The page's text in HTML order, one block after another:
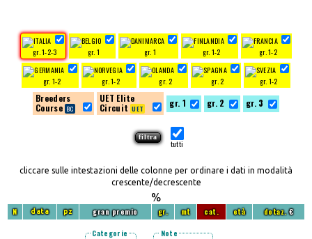
gr. 1-2-3 gr. 1 gr. 1 gr. 1-2 gr. 1-2
gr. 1-2 gr. 1-2 gr. 2 gr. 2 gr. 1-2
Breeders
Course
UET Elite
Circuit
gr. 1 gr. 2 gr. 3
tutti
cliccare sulle intestazioni delle colonne per ordinare i dati in modalità
crescente/decrescente
%
N data pz gran premio gr. mt cat. età dotaz.€
Categorie
Note